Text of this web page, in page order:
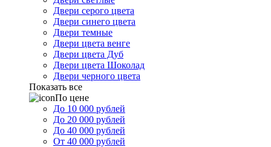
Двери серого цвета
Двери синего цвета
Двери темные
Двери цвета венге
Двери цвета Дуб
Двери цвета Шоколад
Двери черного цвета
Показать все
По цене
До 10 000 рублей
До 20 000 рублей
До 40 000 рублей
От 40 000 рублей